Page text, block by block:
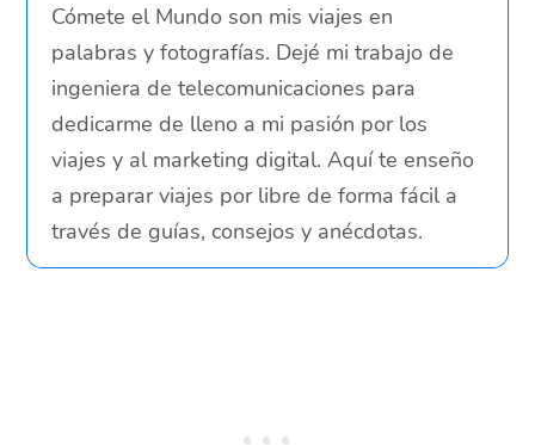
Cómete el Mundo son mis viajes en
palabras y fotografías. Dejé mi trabajo de
ingeniera de telecomunicaciones para
dedicarme de lleno a mi pasión por los
viajes y al marketing digital. Aquí te enseño
a preparar viajes por libre de forma fácil a
través de guías, consejos y anécdotas.